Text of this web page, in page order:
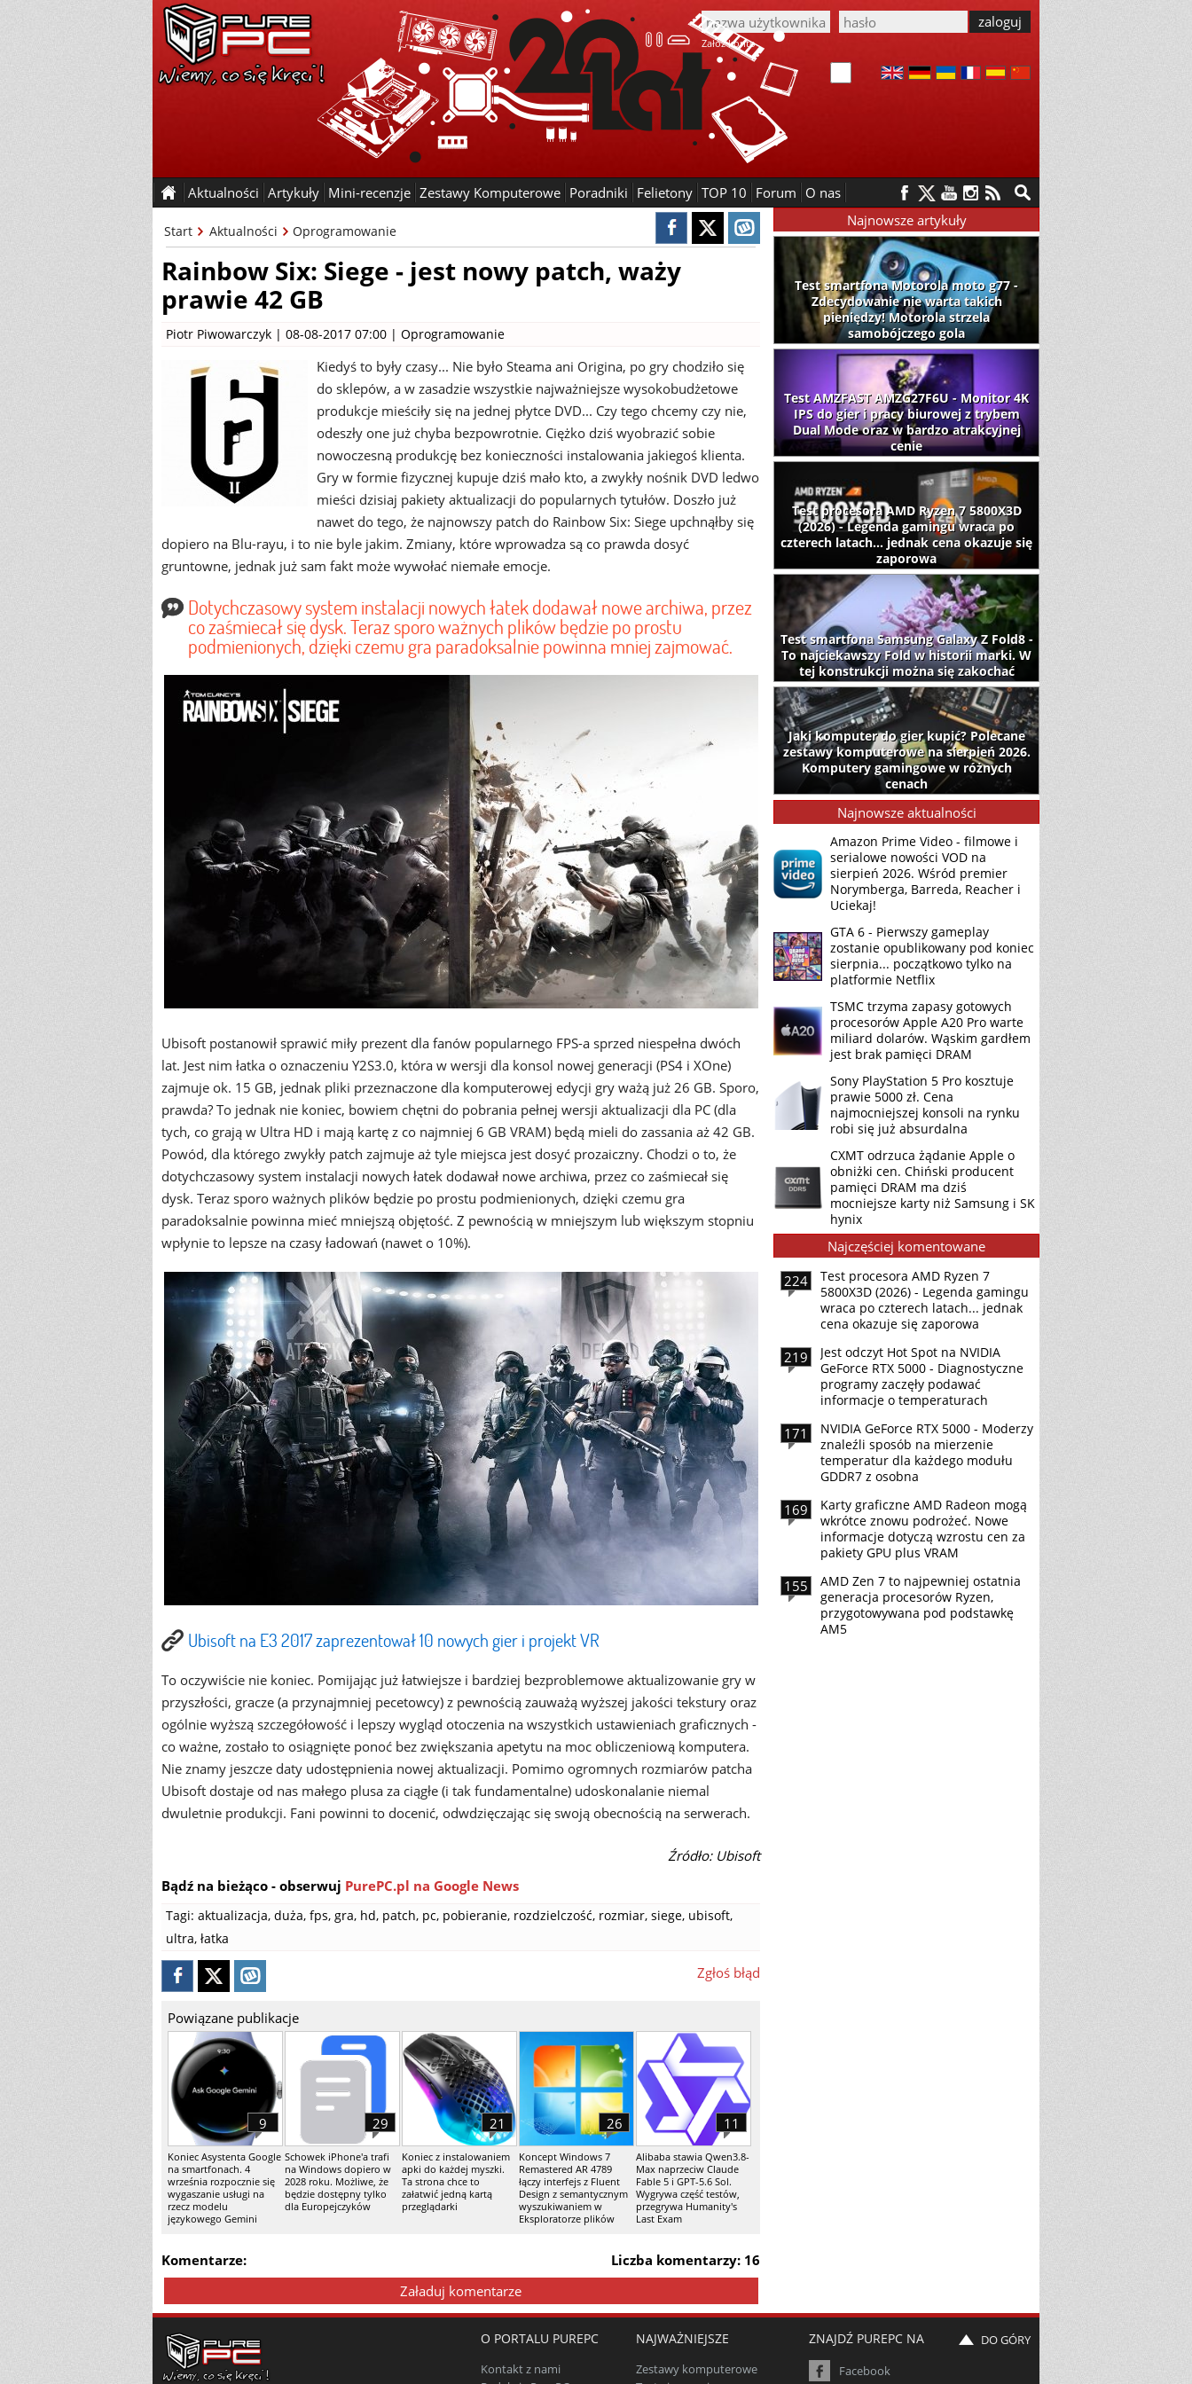
Załóż konto
Aktualności Artykuły Mini-recenzje Zestawy Komputerowe Poradniki Felietony TOP 10 Forum O nas
Start Aktualności Oprogramowanie
Rainbow Six: Siege - jest nowy patch, waży
prawie 42 GB
Piotr Piwowarczyk | 08-08-2017 07:00 | Oprogramowanie
Kiedyś to były czasy... Nie było Steama ani Origina, po gry chodziło się
do sklepów, a w zasadzie wszystkie najważniejsze wysokobudżetowe
produkcje mieściły się na jednej płytce DVD... Czy tego chcemy czy nie,
odeszły one już chyba bezpowrotnie. Ciężko dziś wyobrazić sobie
nowoczesną produkcję bez konieczności instalowania jakiegoś klienta.
Gry w formie fizycznej kupuje dziś mało kto, a zwykły nośnik DVD ledwo
mieści dzisiaj pakiety aktualizacji do popularnych tytułów. Doszło już
nawet do tego, że najnowszy patch do Rainbow Six: Siege upchnąłby się
dopiero na Blu-rayu, i to nie byle jakim. Zmiany, które wprowadza są co prawda dosyć
gruntowne, jednak już sam fakt może wywołać niemałe emocje.
Dotychczasowy system instalacji nowych łatek dodawał nowe archiwa, przez
co zaśmiecał się dysk. Teraz sporo ważnych plików będzie po prostu
podmienionych, dzięki czemu gra paradoksalnie powinna mniej zajmować.
Ubisoft postanowił sprawić miły prezent dla fanów popularnego FPS-a sprzed niespełna dwóch
lat. Jest nim łatka o oznaczeniu Y2S3.0, która w wersji dla konsol nowej generacji (PS4 i XOne)
zajmuje ok. 15 GB, jednak pliki przeznaczone dla komputerowej edycji gry ważą już 26 GB. Sporo,
prawda? To jednak nie koniec, bowiem chętni do pobrania pełnej wersji aktualizacji dla PC (dla
tych, co grają w Ultra HD i mają kartę z co najmniej 6 GB VRAM) będą mieli do zassania aż 42 GB.
Powód, dla którego zwykły patch zajmuje aż tyle miejsca jest dosyć prozaiczny. Chodzi o to, że
dotychczasowy system instalacji nowych łatek dodawał nowe archiwa, przez co zaśmiecał się
dysk. Teraz sporo ważnych plików będzie po prostu podmienionych, dzięki czemu gra
paradoksalnie powinna mieć mniejszą objętość. Z pewnością w mniejszym lub większym stopniu
wpłynie to lepsze na czasy ładowań (nawet o 10%).
Ubisoft na E3 2017 zaprezentował 10 nowych gier i projekt VR
To oczywiście nie koniec. Pomijając już łatwiejsze i bardziej bezproblemowe aktualizowanie gry w
przyszłości, gracze (a przynajmniej pecetowcy) z pewnością zauważą wyższej jakości tekstury oraz
ogólnie wyższą szczegółowość i lepszy wygląd otoczenia na wszystkich ustawieniach graficznych -
co ważne, zostało to osiągnięte ponoć bez zwiększania apetytu na moc obliczeniową komputera.
Nie znamy jeszcze daty udostępnienia nowej aktualizacji. Pomimo ogromnych rozmiarów patcha
Ubisoft dostaje od nas małego plusa za ciągłe (i tak fundamentalne) udoskonalanie niemal
dwuletnie produkcji. Fani powinni to docenić, odwdzięczając się swoją obecnością na serwerach.
Źródło: Ubisoft
Bądź na bieżąco - obserwuj PurePC.pl na Google News
Tagi: aktualizacja, duża, fps, gra, hd, patch, pc, pobieranie, rozdzielczość, rozmiar, siege, ubisoft,
ultra, łatka
Zgłoś błąd
Powiązane publikacje
Koniec Asystenta Google
na smartfonach. 4
września rozpocznie się
wygaszanie usługi na
rzecz modelu
językowego Gemini
9
Schowek iPhone'a trafi
na Windows dopiero w
2028 roku. Możliwe, że
będzie dostępny tylko
dla Europejczyków
29
Koniec z instalowaniem
apki do każdej myszki.
Ta strona chce to
załatwić jedną kartą
przeglądarki
21
Koncept Windows 7
Remastered AR 4789
łączy interfejs z Fluent
Design z semantycznym
wyszukiwaniem w
Eksploratorze plików
26
Alibaba stawia Qwen3.8-
Max naprzeciw Claude
Fable 5 i GPT-5.6 Sol.
Wygrywa część testów,
przegrywa Humanity's
Last Exam
11
Liczba komentarzy: 16
Komentarze:
Załaduj komentarze
Najnowsze artykuły
Test smartfona Motorola moto g77 -
Zdecydowanie nie warta takich
pieniędzy! Motorola strzela
samobójczego gola
Test AMZFAST AMZG27F6U - Monitor 4K
IPS do gier i pracy biurowej z trybem
Dual Mode oraz w bardzo atrakcyjnej
cenie
Test procesora AMD Ryzen 7 5800X3D
(2026) - Legenda gamingu wraca po
czterech latach... jednak cena okazuje się
zaporowa
Test smartfona Samsung Galaxy Z Fold8 -
To najciekawszy Fold w historii marki. W
tej konstrukcji można się zakochać
Jaki komputer do gier kupić? Polecane
zestawy komputerowe na sierpień 2026.
Komputery gamingowe w różnych
cenach
Najnowsze aktualności
Amazon Prime Video - filmowe i
serialowe nowości VOD na
sierpień 2026. Wśród premier
Norymberga, Barreda, Reacher i
Uciekaj!
GTA 6 - Pierwszy gameplay
zostanie opublikowany pod koniec
sierpnia... początkowo tylko na
platformie Netflix
TSMC trzyma zapasy gotowych
procesorów Apple A20 Pro warte
miliard dolarów. Wąskim gardłem
jest brak pamięci DRAM
Sony PlayStation 5 Pro kosztuje
prawie 5000 zł. Cena
najmocniejszej konsoli na rynku
robi się już absurdalna
CXMT odrzuca żądanie Apple o
obniżki cen. Chiński producent
pamięci DRAM ma dziś
mocniejsze karty niż Samsung i SK
hynix
Najczęściej komentowane
224
Test procesora AMD Ryzen 7
5800X3D (2026) - Legenda gamingu
wraca po czterech latach... jednak
cena okazuje się zaporowa
219
Jest odczyt Hot Spot na NVIDIA
GeForce RTX 5000 - Diagnostyczne
programy zaczęły podawać
informacje o temperaturach
171
NVIDIA GeForce RTX 5000 - Moderzy
znaleźli sposób na mierzenie
temperatur dla każdego modułu
GDDR7 z osobna
169
Karty graficzne AMD Radeon mogą
wkrótce znowu podrożeć. Nowe
informacje dotyczą wzrostu cen za
pakiety GPU plus VRAM
155
AMD Zen 7 to najpewniej ostatnia
generacja procesorów Ryzen,
przygotowywana pod podstawkę
AM5
O PORTALU PUREPC
Kontakt z nami
NAJWAŻNIEJSZE
Zestawy komputerowe
ZNAJDŹ PUREPC NA
Facebook
DO GÓRY